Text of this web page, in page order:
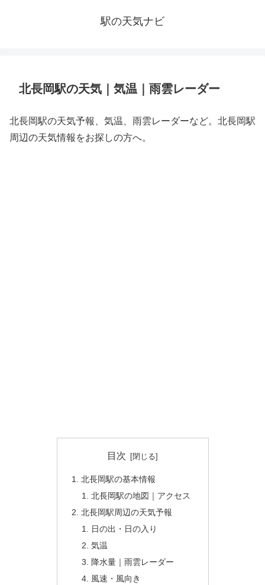
駅の天気ナビ
北長岡駅の天気｜気温｜雨雲レーダー
北長岡駅の天気予報、気温、雨雲レーダーなど。北長岡駅
周辺の天気情報をお探しの方へ。
目次
北長岡駅の基本情報
北長岡駅の地図｜アクセス
北長岡駅周辺の天気予報
日の出・日の入り
気温
降水量｜雨雲レーダー
風速・風向き